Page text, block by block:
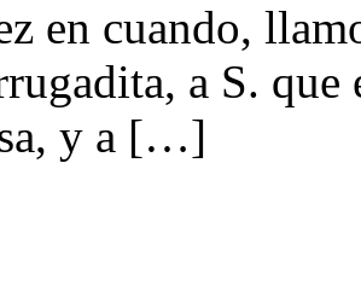
en cuando,
a S.
y a […]